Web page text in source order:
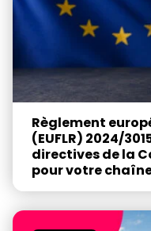
Règlement
(EUFLR) 2024/
directives de la
pour votre